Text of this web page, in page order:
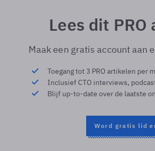
Lees dit
Maak een gratis account aan
Toegang tot 3 PRO artikelen per
Inclusief CTO interviews,
Blijf up-to-date over de laatste
Word gratis lid